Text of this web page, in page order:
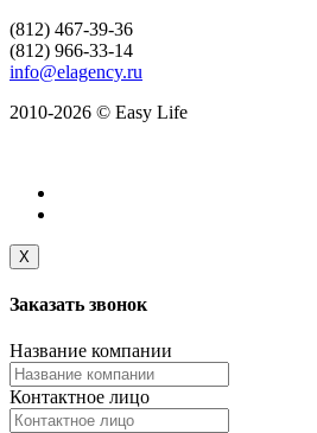
(812) 467-39-36
(812) 966-33-14
info@elagency.ru
2010-2026 © Easy Life
X
Заказать звонок
Название компании
Контактное лицо